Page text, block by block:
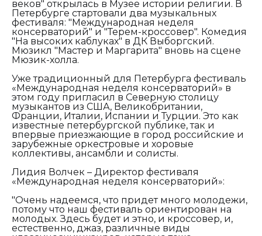
веков" открылась в Музее истории религии. В
Петербурге стартовали два музыкальных
фестиваля: "Международная неделя
консерваторий" и "Терем-кроссовер". Комедия
"На высоких каблуках" в ДК Выборгский.
Мюзикл "Мастер и Маргарита" вновь на сцене
Мюзик-холла.
Уже традиционный для Петербурга фестиваль
«Международная неделя консерваторий» в
этом году пригласил в Северную столицу
музыкантов из США, Великобритании,
Франции, Италии, Испании и Турции. Это как
известные петербургской публике, так и
впервые приезжающие в город российские и
зарубежные оркестровые и хоровые
коллективы, ансамбли и солисты.
Лидия Волчек – Директор фестиваля
«Международная неделя консерваторий»:
"Очень надеемся, что придет много молодежи,
потому что наш фестиваль ориентирован на
молодых. Здесь будет и этно, и кроссовер, и,
естественно, джаз, различные виды